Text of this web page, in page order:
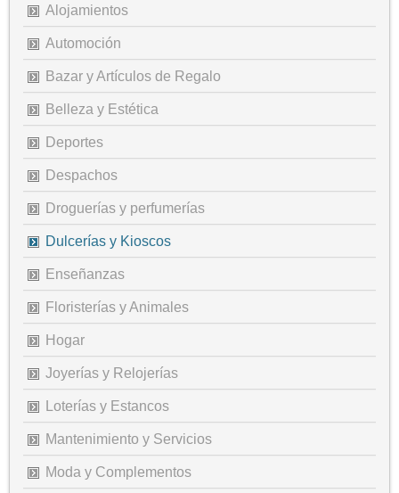
Alojamientos
Automoción
Bazar y Artículos de Regalo
Belleza y Estética
Deportes
Despachos
Droguerías y perfumerías
Dulcerías y Kioscos
Enseñanzas
Floristerías y Animales
Hogar
Joyerías y Relojerías
Loterías y Estancos
Mantenimiento y Servicios
Moda y Complementos